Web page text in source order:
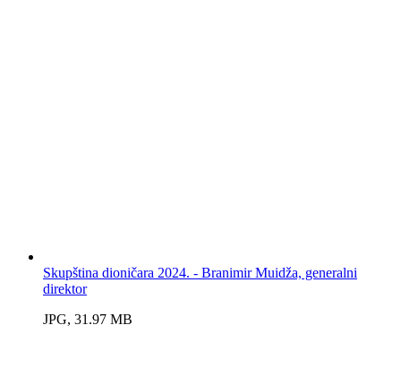
Skupština dioničara 2024. - Branimir Muidža, generalni
direktor
JPG, 31.97 MB